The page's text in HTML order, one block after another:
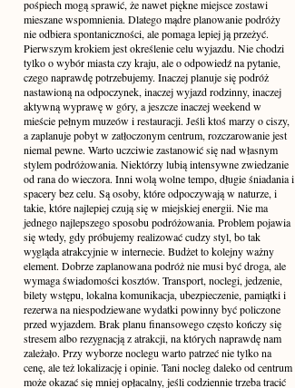
pośpiech mogą sprawić, że nawet piękne miejsce zostawi
mieszane wspomnienia. Dlatego mądre planowanie podróży
nie odbiera spontaniczności, ale pomaga lepiej ją przeżyć.
Pierwszym krokiem jest określenie celu wyjazdu. Nie chodzi
tylko o wybór miasta czy kraju, ale o odpowiedź na pytanie,
czego naprawdę potrzebujemy. Inaczej planuje się podróż
nastawioną na odpoczynek, inaczej wyjazd rodzinny, inaczej
aktywną wyprawę w góry, a jeszcze inaczej weekend w
mieście pełnym muzeów i restauracji. Jeśli ktoś marzy o ciszy,
a zaplanuje pobyt w zatłoczonym centrum, rozczarowanie jest
niemal pewne. Warto uczciwie zastanowić się nad własnym
stylem podróżowania. Niektórzy lubią intensywne zwiedzanie
od rana do wieczora. Inni wolą wolne tempo, długie śniadania i
spacery bez celu. Są osoby, które odpoczywają w naturze, i
takie, które najlepiej czują się w miejskiej energii. Nie ma
jednego najlepszego sposobu podróżowania. Problem pojawia
się wtedy, gdy próbujemy realizować cudzy styl, bo tak
wygląda atrakcyjnie w internecie. Budżet to kolejny ważny
element. Dobrze zaplanowana podróż nie musi być droga, ale
wymaga świadomości kosztów. Transport, noclegi, jedzenie,
bilety wstępu, lokalna komunikacja, ubezpieczenie, pamiątki i
rezerwa na niespodziewane wydatki powinny być policzone
przed wyjazdem. Brak planu finansowego często kończy się
stresem albo rezygnacją z atrakcji, na których naprawdę nam
zależało. Przy wyborze noclegu warto patrzeć nie tylko na
cenę, ale też lokalizację i opinie. Tani nocleg daleko od centrum
może okazać się mniej opłacalny, jeśli codziennie trzeba tracić